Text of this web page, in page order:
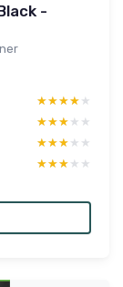
-
★★★★★
★★★★★
★★★★★
★★★★★
★★★★★
★★★★★
★★★★★
★★★★★